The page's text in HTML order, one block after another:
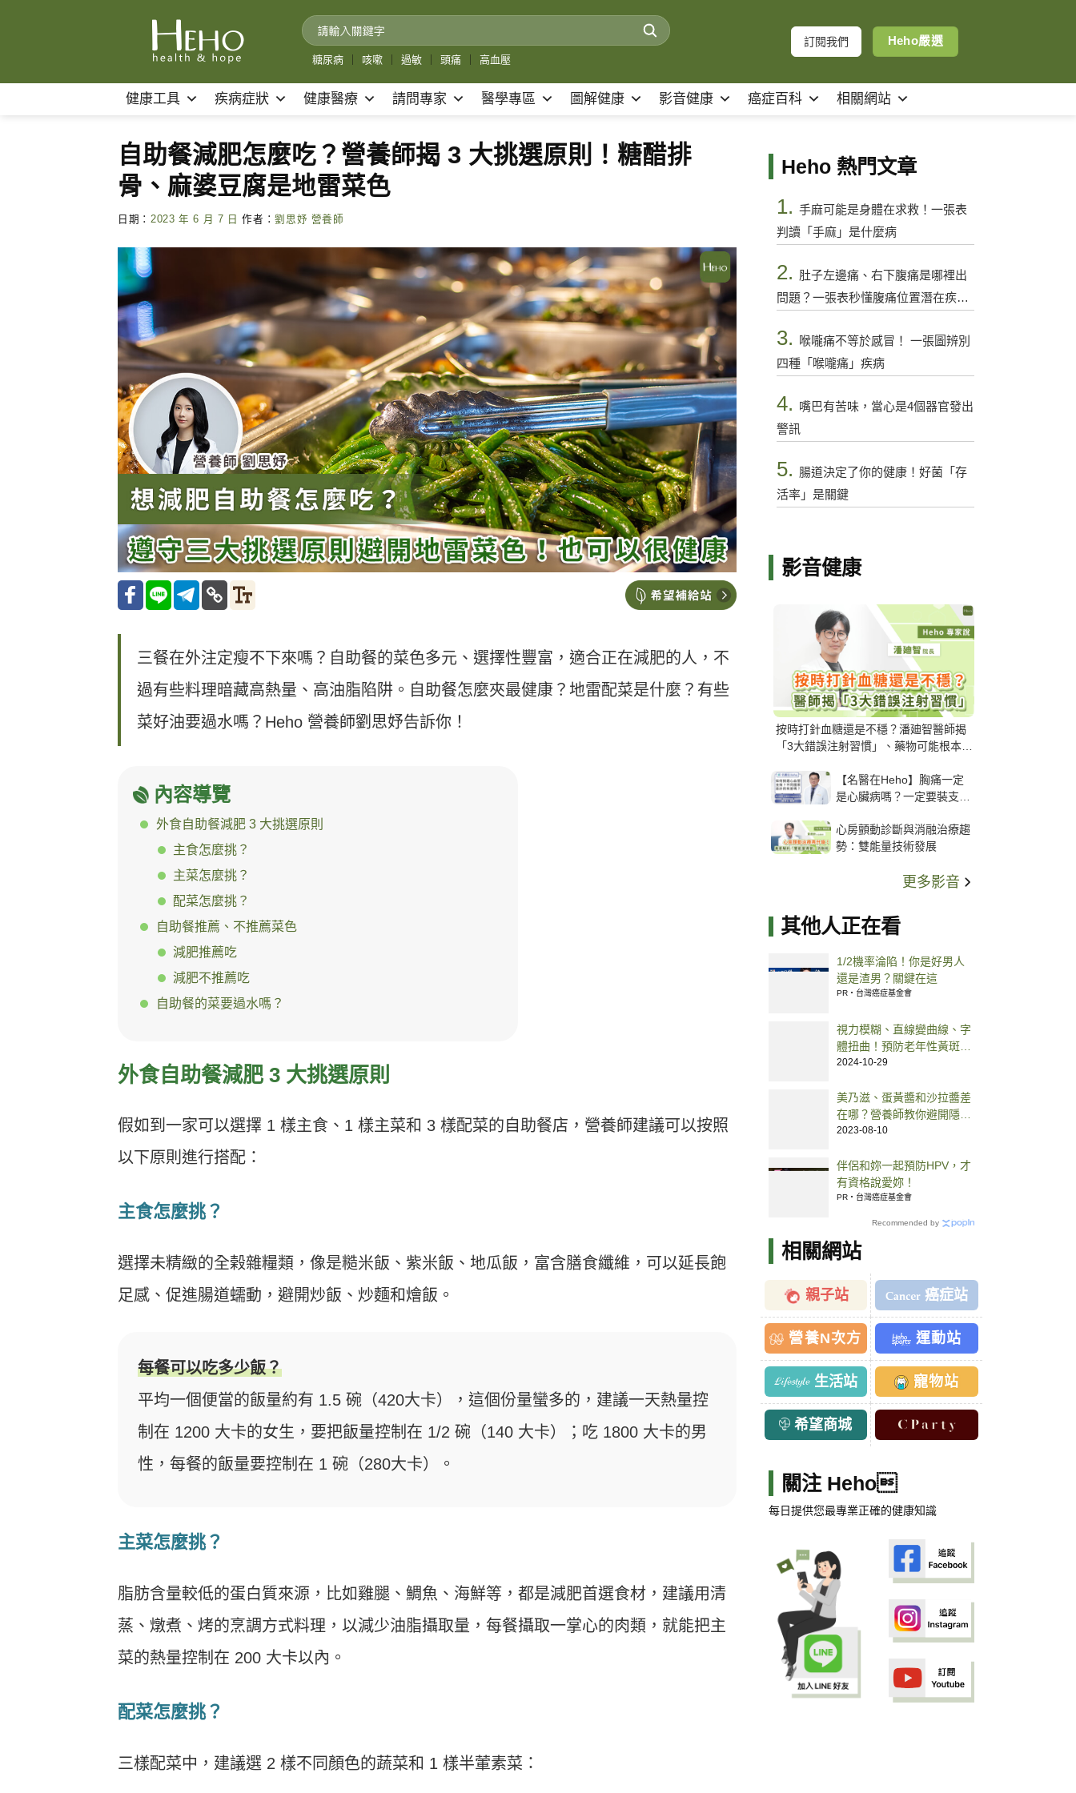
糖尿病 咳嗽 過敏 頭痛 高血壓
訂閱我們 Heho嚴選
健康工具 疾病症狀 健康醫療 請問專家 醫學專區 圖解健康 影音健康 癌症百科 相關網站
自助餐減肥怎麼吃？營養師揭 3 大挑選原則！糖醋排
骨、麻婆豆腐是地雷菜色
日期： 2023 年 6 月 7 日 作者：劉思妤 營養師
三餐在外注定瘦不下來嗎？自助餐的菜色多元、選擇性豐富，適合正在減肥的人，不
過有些料理暗藏高熱量、高油脂陷阱。自助餐怎麼夾最健康？地雷配菜是什麼？有些
菜好油要過水嗎？Heho 營養師劉思妤告訴你！
內容導覽
外食自助餐減肥 3 大挑選原則
主食怎麼挑？
主菜怎麼挑？
配菜怎麼挑？
自助餐推薦、不推薦菜色
減肥推薦吃
減肥不推薦吃
自助餐的菜要過水嗎？
外食自助餐減肥 3 大挑選原則
假如到一家可以選擇 1 樣主食、1 樣主菜和 3 樣配菜的自助餐店，營養師建議可以按照
以下原則進行搭配：
主食怎麼挑？
選擇未精緻的全榖雜糧類，像是糙米飯、紫米飯、地瓜飯，富含膳食纖維，可以延長飽
足感、促進腸道蠕動，避開炒飯、炒麵和燴飯。
每餐可以吃多少飯？
平均一個便當的飯量約有 1.5 碗（420大卡），這個份量蠻多的，建議一天熱量控
制在 1200 大卡的女生，要把飯量控制在 1/2 碗（140 大卡）；吃 1800 大卡的男
性，每餐的飯量要控制在 1 碗（280大卡）。
主菜怎麼挑？
脂肪含量較低的蛋白質來源，比如雞腿、鯛魚、海鮮等，都是減肥首選食材，建議用清
蒸、燉煮、烤的烹調方式料理，以減少油脂攝取量，每餐攝取一掌心的肉類，就能把主
菜的熱量控制在 200 大卡以內。
配菜怎麼挑？
三樣配菜中，建議選 2 樣不同顏色的蔬菜和 1 樣半葷素菜：
Heho 熱門文章
1. 手麻可能是身體在求救！一張表
判讀「手麻」是什麼病
2. 肚子左邊痛、右下腹痛是哪裡出
問題？一張表秒懂腹痛位置潛在疾病
3.
喉嚨痛不等於感冒！ 一張圖辨別
四種「喉嚨痛」疾病
4. 嘴巴有苦味，當心是4個器官發出
警訊
5. 腸道決定了你的健康！好菌「存
活率」是關鍵
影音健康
按時打針血糖還是不穩？潘廸智醫師揭
「3大錯誤注射習慣」、藥物可能根本沒
【名醫在Heho】胸痛一定
是心臟病嗎？一定要裝支
解析支架種類、風險與選擇
關鍵
心房顫動診斷與消融治療趨
勢：雙能量技術發展
更多影音
其他人正在看
1/2機率淪陷！你是好男人
還是渣男？關鍵在這
PR・台灣癌症基金會
視力模糊、直線變曲線、字
體扭曲！預防老年性黃斑部
病變，營養師推薦必吃 4 護
2024-10-29
美乃滋、蛋黃醬和沙拉醬差
在哪？營養師教你避開隱藏
版高熱量地雷
2023-08-10
伴侶和妳一起預防HPV，才
有資格說愛妳！
PR・台灣癌症基金會
Recommended by
相關網站
親子站 癌症站
營養N次方 運動站
生活站 寵物站
希望商城
關注 Heho
每日提供您最專業正確的健康知識